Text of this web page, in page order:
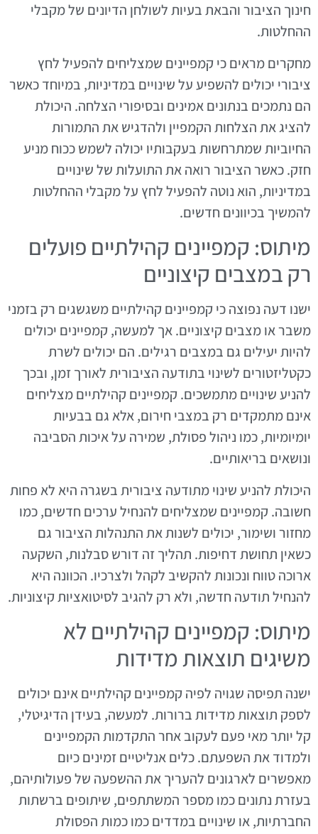
חינוך הציבור והבאת בעיות לשולחן הדיונים של מקבלי
ההחלטות.
מחקרים מראים כי קמפיינים שמצליחים להפעיל לחץ
ציבורי יכולים להשפיע על שינויים במדיניות, במיוחד כאשר
הם נתמכים בנתונים אמינים ובסיפורי הצלחה. היכולת
להציג את הצלחות הקמפיין ולהדגיש את התמורות
החיוביות שמתרחשות בעקבותיו יכולה לשמש ככוח מניע
חזק. כאשר הציבור רואה את התועלות של שינויים
במדיניות, הוא נוטה להפעיל לחץ על מקבלי ההחלטות
להמשיך בכיוונים חדשים.
מיתוס: קמפיינים קהילתיים פועלים
רק במצבים קיצוניים
ישנו דעה נפוצה כי קמפיינים קהילתיים משגשגים רק בזמני
משבר או מצבים קיצוניים. אך למעשה, קמפיינים יכולים
להיות יעילים גם במצבים רגילים. הם יכולים לשרת
כקטליזטורים לשינוי בתודעה הציבורית לאורך זמן, ובכך
להניע שינויים מתמשכים. קמפיינים קהילתיים מצליחים
אינם מתמקדים רק במצבי חירום, אלא גם בבעיות
יומיומיות, כמו ניהול פסולת, שמירה על איכות הסביבה
ונושאים בריאותיים.
היכולת להניע שינוי מתודעה ציבורית בשגרה היא לא פחות
חשובה. קמפיינים שמצליחים להנחיל ערכים חדשים, כמו
מחזור ושימור, יכולים לשנות את התנהלות הציבור גם
כשאין תחושת דחיפות. תהליך זה דורש סבלנות, השקעה
ארוכה טווח ונכונות להקשיב לקהל ולצרכיו. הכוונה היא
להנחיל תודעה חדשה, ולא רק להגיב לסיטואציות קיצוניות.
מיתוס: קמפיינים קהילתיים לא
משיגים תוצאות מדידות
ישנה תפיסה שגויה לפיה קמפיינים קהילתיים אינם יכולים
לספק תוצאות מדידות ברורות. למעשה, בעידן הדיגיטלי,
קל יותר מאי פעם לעקוב אחר התקדמות הקמפיינים
ולמדוד את השפעתם. כלים אנליטיים זמינים כיום
מאפשרים לארגונים להעריך את ההשפעה של פעולותיהם,
בעזרת נתונים כמו מספר המשתתפים, שיתופים ברשתות
החברתיות, או שינויים במדדים כמו כמות הפסולת